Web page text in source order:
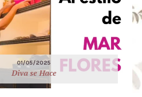
01/05/2025
Diva se Hace